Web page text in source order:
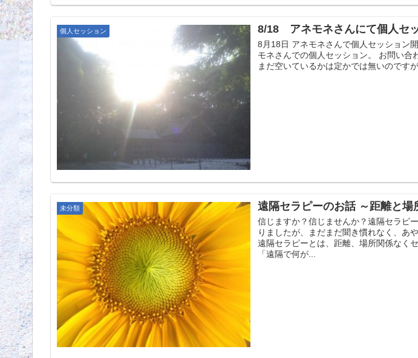
個人セッション 8/18 アネモネさんにて個人セ
8月18日 アネモネさんで個人セッション
モネさんでの個人セッション。 お問い
まだ空いているかは定かでは無いのですが
未分類 遠隔セラピーのお話 ～距離と場
信じますか？信じませんか？遠隔セラピ
りましたが、まだまだ聞き慣れなく、あ
遠隔セラピーとは、距離、場所関係なく
「遠隔で何が...